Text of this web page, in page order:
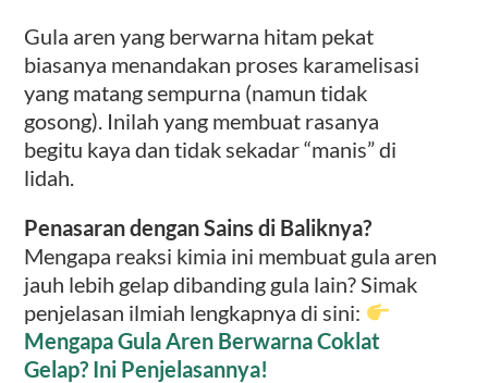
Gula aren yang berwarna hitam pekat
biasanya menandakan proses karamelisasi
yang matang sempurna (namun tidak
gosong). Inilah yang membuat rasanya
begitu kaya dan tidak sekadar “manis” di
lidah.
Penasaran dengan Sains di Baliknya?
Mengapa reaksi kimia ini membuat gula aren
jauh lebih gelap dibanding gula lain? Simak
penjelasan ilmiah lengkapnya di sini:
Mengapa Gula Aren Berwarna Coklat
Gelap? Ini Penjelasannya!